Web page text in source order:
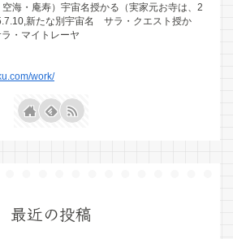
海・庵寿）宇宙名授かる（実家元お寺は、2
新たな別宇宙名 サラ・クエスト授か
・マイトレーヤ
work/
最近の投稿